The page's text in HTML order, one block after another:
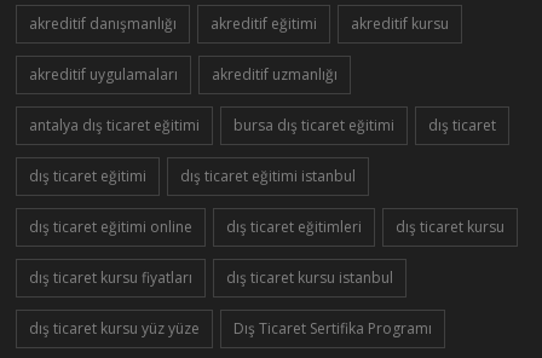
akreditif danışmanlığı akreditif eğitimi akreditif kursu
akreditif uygulamaları akreditif uzmanlığı
antalya dış ticaret eğitimi bursa dış ticaret eğitimi dış ticaret
dış ticaret eğitimi dış ticaret eğitimi istanbul
dış ticaret eğitimi online dış ticaret eğitimleri dış ticaret kursu
dış ticaret kursu fiyatları dış ticaret kursu istanbul
dış ticaret kursu yüz yüze Dış Ticaret Sertifika Programı